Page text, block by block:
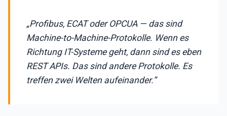
„Profibus, ECAT oder OPCUA — das sind
Machine-to-Machine-Protokolle. Wenn es
Richtung IT-Systeme geht, dann sind es eben
REST APIs. Das sind andere Protokolle. Es
treffen zwei Welten aufeinander.”